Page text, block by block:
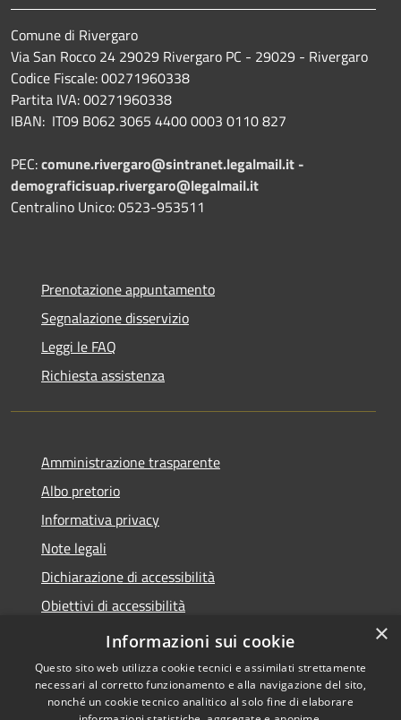
Comune di Rivergaro
Via San Rocco 24 29029 Rivergaro PC - 29029 - Rivergaro
Codice Fiscale: 00271960338
Partita IVA: 00271960338
IBAN: IT09 B062 3065 4400 0003 0110 827
PEC:comune.rivergaro@sintranet.legalmail.it -
demograficisuap.rivergaro@legalmail.it
Centralino Unico: 0523-953511
Prenotazione appuntamento
Segnalazione disservizio
Leggi le FAQ
Richiesta assistenza
Amministrazione trasparente
Albo pretorio
Informativa privacy
Note legali
Dichiarazione di accessibilità
Obiettivi di accessibilità
Piano di miglioramento del sito
×
Informazioni sui cookie
Questo sito web utilizza cookie tecnici e assimilati strettamente
necessari al corretto funzionamento e alla navigazione del sito,
nonché un cookie tecnico analitico al solo fine di elaborare